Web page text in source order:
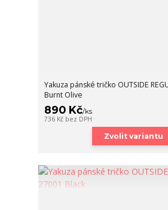
Yakuza pánské tričko OUTSIDE
Burnt Olive
890 Kč/ks
736 Kč bez DPH
Zvolit variantu